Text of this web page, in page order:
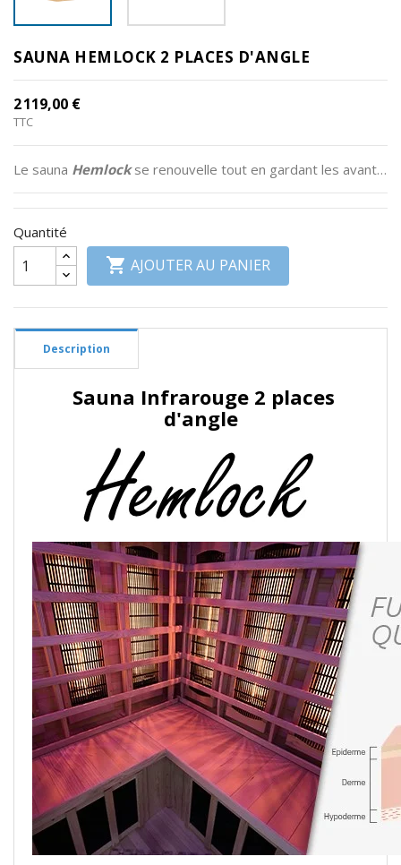
RSV
Plancher
Pelvien
Informations
SAUNA HEMLOCK 2 PLACES D'ANGLE
2 119,00 €
TTC
Le sauna Hemlock se renouvelle tout en gardant les avantages qui ont fait son succès. Les émetteurs infrarouges de
Quantité
 AJOUTER AU PANIER
Description
Sauna Infrarouge 2 places
d'angle